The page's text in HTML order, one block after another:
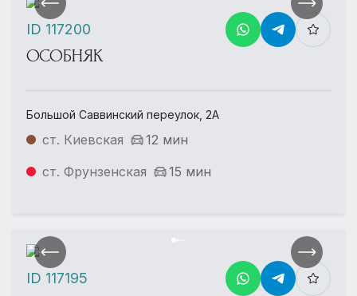
ОСОБНЯК
Большой Саввинский переулок, 2А
ст. Киевская
12 мин
ст. Фрунзенская
15 мин
ID 117200
ID 117195